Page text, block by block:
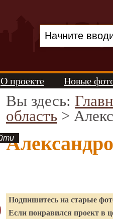
О проекте Новые
Вы здесь:
область >
Подпишитесь на старые
Если понравился проект в